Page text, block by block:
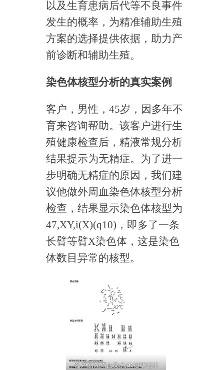
以及生育患病后代等不良事件
发生的概率，为精准辅助生殖
方案的选择提供依据，助力产
前诊断和辅助生殖。
染色体核型分析的真实案例
客户，男性，45岁，因多年不
育来咨询帮助。该客户进行生
殖健康检查后，精液常规分析
结果提示为无精症。为了进一
步明确无精症的原因，我们建
议他做外周血染色体核型分析
检查，结果显示染色体核型为
47,XY,i(X)(q10)，即多了一条
长臂等臂X染色体，这是染色
体数目异常的核型。
客户的外周血染色体核型结果